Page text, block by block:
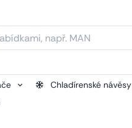
Chladírenské návěsy